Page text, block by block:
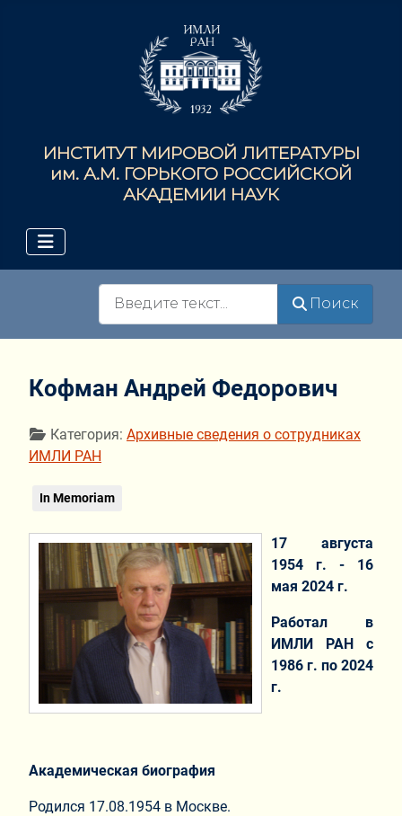
ИНСТИТУТ МИРОВОЙ ЛИТЕРАТУРЫ
им. А.М. ГОРЬКОГО РОССИЙСКОЙ
АКАДЕМИИ НАУК
Поиск
Кофман Андрей Федорович
Информация о материале
Категория: Архивные сведения о сотрудниках
ИМЛИ РАН
In Memoriam
17 августа
1954 г. - 16
мая 2024 г.
Работал в
ИМЛИ РАН с
1986 г. по 2024
г.
Академическая биография
Родился 17.08.1954 в Москве.